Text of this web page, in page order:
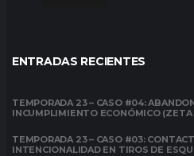
ENTRADAS RECIENTES
TEMPORADA 23 – CASO #04:
INCUMPLIMIENTO ECONÓMICO (ZETA
TEMPORADA 23 – CASO #03:
INTENCIONALIDAD EN TIROS DE